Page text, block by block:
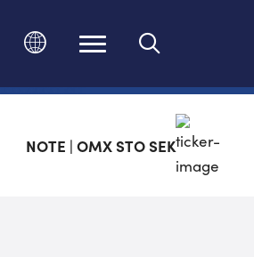
Ändra språk
NOTE | OMX STO SEK